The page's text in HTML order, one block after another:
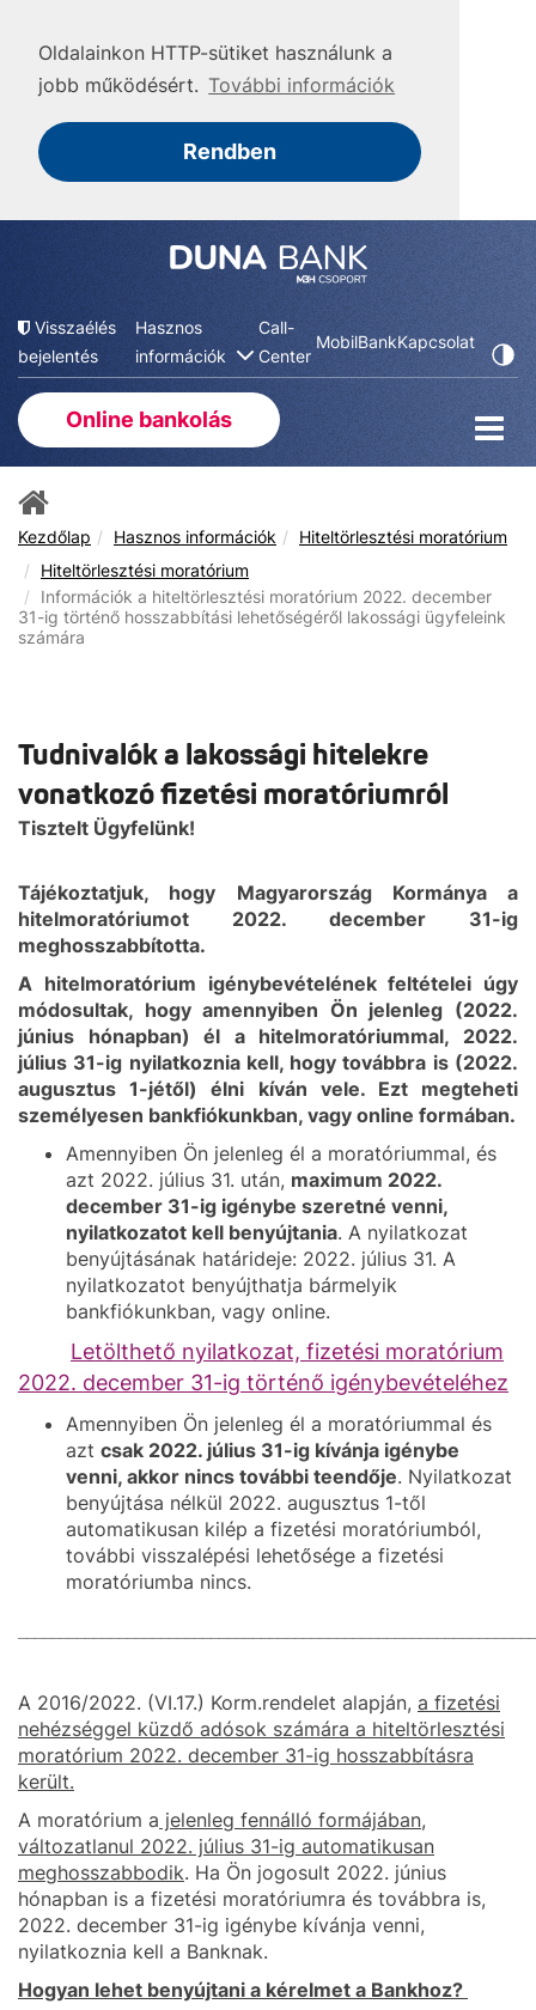
Oldalainkon HTTP-sütiket használunk a
jobb működésért. További információk
Rendben
Visszaélés
bejelentés
Hasznos
információk
Call-
Center
MobilBankKapcsolat
Online bankolás
Kezdőlap Hasznos információk
Hiteltörlesztési moratórium
Hiteltörlesztési moratórium
Információk a hiteltörlesztési moratórium 2022. december
31-ig történő hosszabbítási lehetőségéről lakossági ügyfeleink
számára
Tudnivalók a lakossági hitelekre
vonatkozó fizetési moratóriumról
Tisztelt Ügyfelünk!
Tájékoztatjuk, hogy Magyarország Kormánya a
hitelmoratóriumot 2022. december 31-ig
meghosszabbította.
A hitelmoratórium igénybevételének feltételei úgy
módosultak, hogy amennyiben Ön jelenleg (2022.
június hónapban) él a hitelmoratóriummal, 2022.
július 31-ig nyilatkoznia kell, hogy továbbra is (2022.
augusztus 1-jétől) élni kíván vele. Ezt megteheti
személyesen bankfiókunkban, vagy online formában.
Amennyiben Ön jelenleg él a moratóriummal, és
azt 2022. július 31. után, maximum 2022.
december 31-ig igénybe szeretné venni,
nyilatkozatot kell benyújtania. A nyilatkozat
benyújtásának határideje: 2022. július 31. A
nyilatkozatot benyújthatja bármelyik
bankfiókunkban, vagy online.
Letölthető nyilatkozat, fizetési moratórium
2022. december 31-ig történő igénybevételéhez
Amennyiben Ön jelenleg él a moratóriummal és
azt csak 2022. július 31-ig kívánja igénybe
venni, akkor nincs további teendője. Nyilatkozat
benyújtása nélkül 2022. augusztus 1-től
automatikusan kilép a fizetési moratóriumból,
további visszalépési lehetősége a fizetési
moratóriumba nincs.
A 2016/2022. (VI.17.) Korm.rendelet alapján, a fizetési
nehézséggel küzdő adósok számára a hiteltörlesztési
moratórium 2022. december 31-ig hosszabbításra
került.
A moratórium a jelenleg fennálló formájában,
változatlanul 2022. július 31-ig automatikusan
meghosszabbodik. Ha Ön jogosult 2022. június
hónapban is a fizetési moratóriumra és továbbra is,
2022. december 31-ig igénybe kívánja venni,
nyilatkoznia kell a Banknak.
Hogyan lehet benyújtani a kérelmet a Bankhoz?